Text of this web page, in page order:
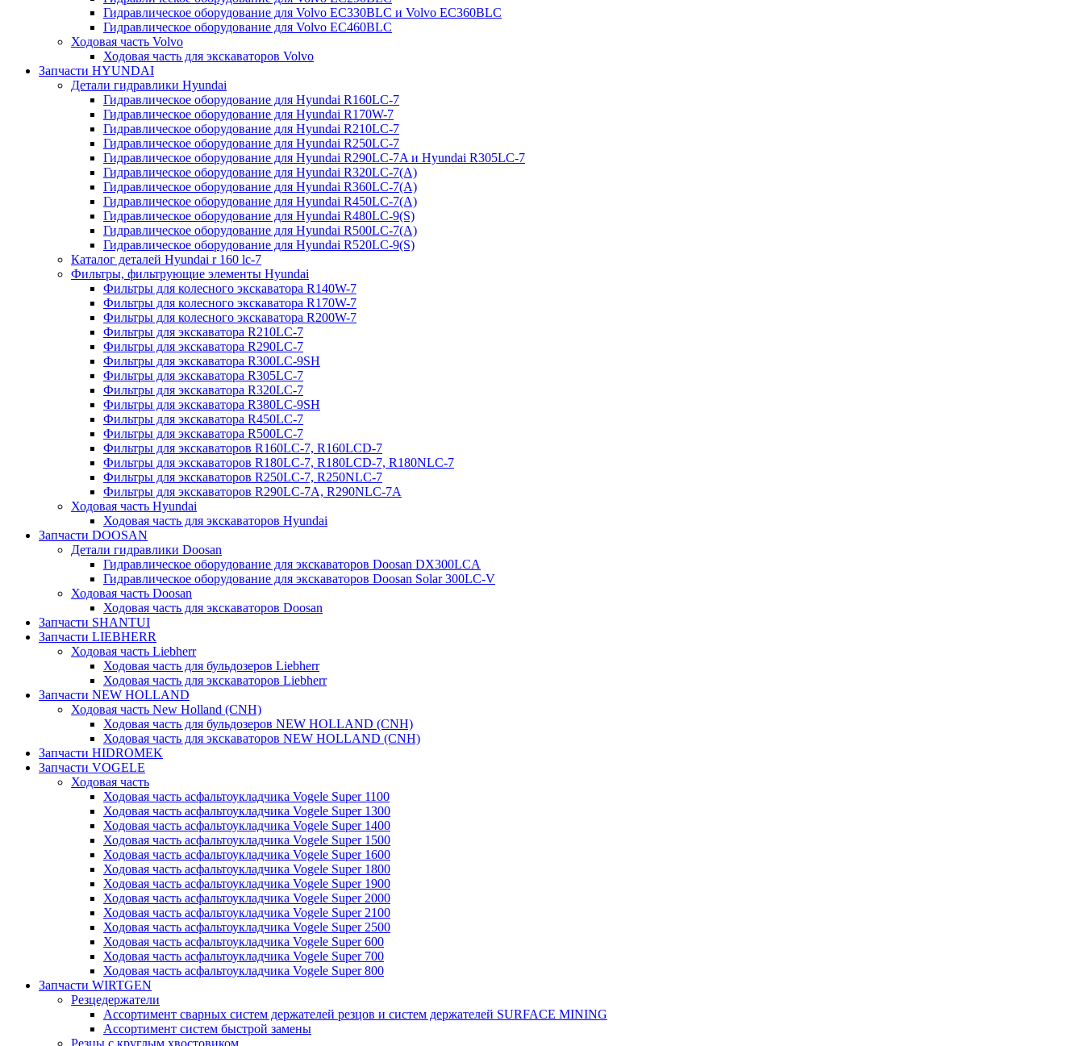
Гидравлическое оборудование для Volvo EC330BLC и Volvo EC360BLC
Гидравлическое оборудование для Volvo EC460BLC
Ходовая часть Volvo
Ходовая часть для экскаваторов Volvo
Запчасти HYUNDAI
Детали гидравлики Hyundai
Гидравлическое оборудование для Hyundai R160LC-7
Гидравлическое оборудование для Hyundai R170W-7
Гидравлическое оборудование для Hyundai R210LC-7
Гидравлическое оборудование для Hyundai R250LC-7
Гидравлическое оборудование для Hyundai R290LC-7A и Hyundai R305LC-7
Гидравлическое оборудование для Hyundai R320LC-7(A)
Гидравлическое оборудование для Hyundai R360LC-7(A)
Гидравлическое оборудование для Hyundai R450LC-7(A)
Гидравлическое оборудование для Hyundai R480LC-9(S)
Гидравлическое оборудование для Hyundai R500LC-7(A)
Гидравлическое оборудование для Hyundai R520LC-9(S)
Каталог деталей Hyundai r 160 lc-7
Фильтры, фильтрующие элементы Hyundai
Фильтры для колесного экскаватора R140W-7
Фильтры для колесного экскаватора R170W-7
Фильтры для колесного экскаватора R200W-7
Фильтры для экскаватора R210LC-7
Фильтры для экскаватора R290LC-7
Фильтры для экскаватора R300LC-9SH
Фильтры для экскаватора R305LC-7
Фильтры для экскаватора R320LC-7
Фильтры для экскаватора R380LC-9SH
Фильтры для экскаватора R450LC-7
Фильтры для экскаватора R500LC-7
Фильтры для экскаваторов R160LC-7, R160LCD-7
Фильтры для экскаваторов R180LC-7, R180LCD-7, R180NLC-7
Фильтры для экскаваторов R250LC-7, R250NLC-7
Фильтры для экскаваторов R290LC-7A, R290NLC-7A
Ходовая часть Hyundai
Ходовая часть для экскаваторов Hyundai
Запчасти DOOSAN
Детали гидравлики Doosan
Гидравлическое оборудование для экскаваторов Doosan DX300LCA
Гидравлическое оборудование для экскаваторов Doosan Solar 300LC-V
Ходовая часть Doosan
Ходовая часть для экскаваторов Doosan
Запчасти SHANTUI
Запчасти LIEBHERR
Ходовая часть Liebherr
Ходовая часть для бульдозеров Liebherr
Ходовая часть для экскаваторов Liebherr
Запчасти NEW HOLLAND
Ходовая часть New Holland (CNH)
Ходовая часть для бульдозеров NEW HOLLAND (CNH)
Ходовая часть для экскаваторов NEW HOLLAND (CNH)
Запчасти HIDROMEK
Запчасти VOGELE
Ходовая часть
Ходовая часть асфальтоукладчика Vogele Super 1100
Ходовая часть асфальтоукладчика Vogele Super 1300
Ходовая часть асфальтоукладчика Vogele Super 1400
Ходовая часть асфальтоукладчика Vogele Super 1500
Ходовая часть асфальтоукладчика Vogele Super 1600
Ходовая часть асфальтоукладчика Vogele Super 1800
Ходовая часть асфальтоукладчика Vogele Super 1900
Ходовая часть асфальтоукладчика Vogele Super 2000
Ходовая часть асфальтоукладчика Vogele Super 2100
Ходовая часть асфальтоукладчика Vogele Super 2500
Ходовая часть асфальтоукладчика Vogele Super 600
Ходовая часть асфальтоукладчика Vogele Super 700
Ходовая часть асфальтоукладчика Vogele Super 800
Запчасти WIRTGEN
Резцедержатели
Ассортимент сварных систем держателей резцов и систем держателей SURFACE MINING
Ассортимент систем быстрой замены
Резцы с круглым хвостовиком